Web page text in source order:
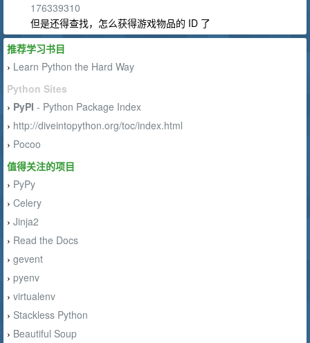
176339310
但是还得查找，怎么获得游戏物品的 ID 了
推荐学习书目
› Learn Python the Hard Way
Python Sites
› PyPI - Python Package Index
› http://diveintopython.org/toc/index.html
› Pocoo
值得关注的项目
› PyPy
› Celery
› Jinja2
› Read the Docs
› gevent
› pyenv
› virtualenv
› Stackless Python
› Beautiful Soup